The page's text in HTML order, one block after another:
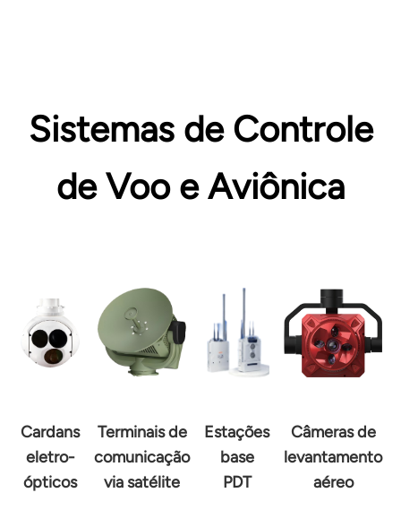
Sistemas de Controle
de Voo e Aviônica
Cardans
eletro-
ópticos
Terminais de
comunicação
via satélite
Estações
base
PDT
Câmeras de
levantamento
aéreo